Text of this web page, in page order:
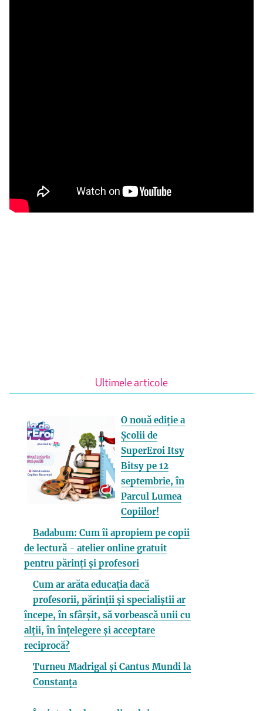
Ultimele articole
O nouă ediție a
Școlii de
SuperEroi Itsy
Bitsy pe 12
septembrie, în
Parcul Lumea
Copiilor!
Badabum: Cum îi apropiem pe copii
de lectură - atelier online gratuit
pentru părinți și profesori
Cum ar arăta educația dacă
profesorii, părinții și specialiștii ar
începe, în sfârșit, să vorbească unii cu
alții, în înțelegere și acceptare
reciprocă?
Turneu Madrigal și Cantus Mundi la
Constanța